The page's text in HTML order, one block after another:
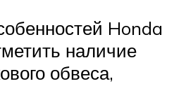
Honda
наличие
обвеса,